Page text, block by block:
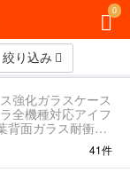
0
絞り込み
強化ガラスケース
全機種対応アイフ
背面ガラス耐衝撃
11 Pro Ma
41件